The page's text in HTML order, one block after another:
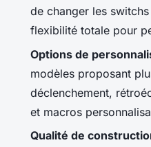
de changer les
flexibilité totale pour
Options de
modèles proposant
déclenchement,
et macros
Qualité de